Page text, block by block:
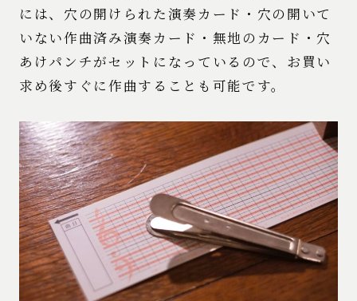
には、穴の開けられた演奏カード・穴の開いて
いない作曲済み演奏カード・無地のカード・穴
あけパンチがセットになっているので、お買い
求め後すぐに作曲することも可能です。